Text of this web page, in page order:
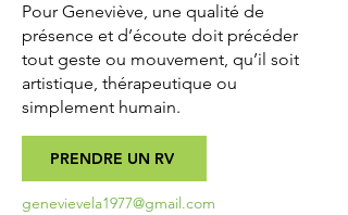
Pour Geneviève, une qualité de
présence et d’écoute doit précéder
tout geste ou mouvement, qu’il soit
artistique, thérapeutique ou
simplement humain.
PRENDRE UN RV
genevievela1977@gmail.com